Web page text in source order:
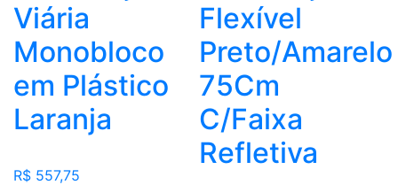
Viária
Monobloco
em Plástico
Laranja
R$ 557,75
Flexível
Preto/Amarelo
75Cm
C/Faixa
Refletiva